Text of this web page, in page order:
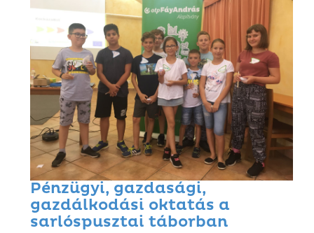
Pénzügyi, gazdasági,
gazdálkodási oktatás a
sarlóspusztai táborban